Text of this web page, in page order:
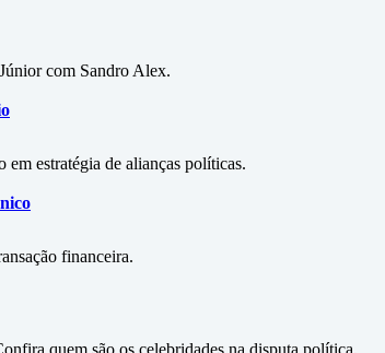
com Sandro Alex.
estratégia de alianças políticas.
financeira.
quem são os celebridades na disputa política.